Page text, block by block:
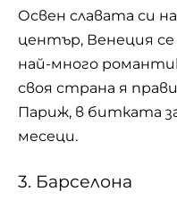
Освен славата си
център, Венеция
най-много
своя страна я
Париж, в битката
месеци.
3. Барселона